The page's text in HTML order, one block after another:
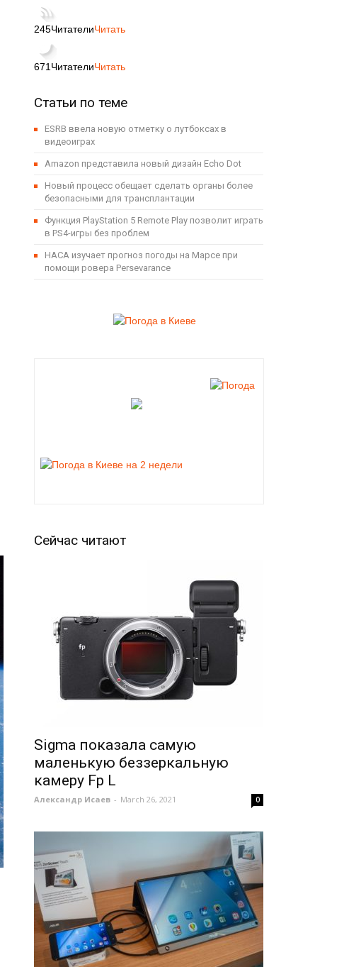
245ЧитателиЧитать
671 ЧитателиЧитать
Статьи по теме
ESRB ввела новую отметку о лутбоксах в
видеоиграх
Amazon представила новый дизайн Echo Dot
Новый процесс обещает сделать органы более
безопасными для трансплантации
Функция PlayStation 5 Remote Play позволит играть
в PS4-игры без проблем
НАСА изучает прогноз погоды на Марсе при
помощи ровера Persevarance
Сейчас читают
Sigma показала самую
маленькую беззеркальную
камеру Fp L
Александр Исаев - March 26, 2021 0